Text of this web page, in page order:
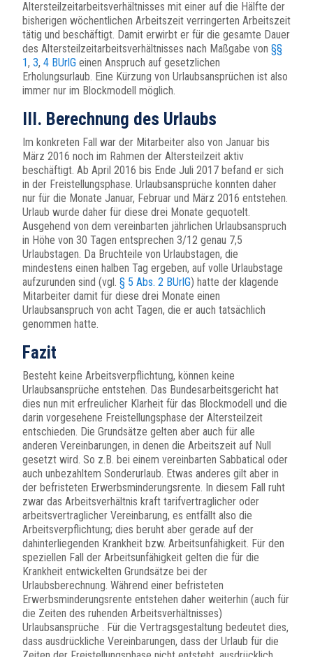
Altersteilzeitarbeitsverhältnisses mit einer auf die Hälfte der
bisherigen wöchentlichen Arbeitszeit verringerten Arbeitszeit
tätig und beschäftigt. Damit erwirbt er für die gesamte Dauer
des Altersteilzeitarbeitsverhältnisses nach Maßgabe von §§
1, 3, 4 BUrlG einen Anspruch auf gesetzlichen
Erholungsurlaub. Eine Kürzung von Urlaubsansprüchen ist also
immer nur im Blockmodell möglich.
III. Berechnung des Urlaubs
Im konkreten Fall war der Mitarbeiter also von Januar bis
März 2016 noch im Rahmen der Altersteilzeit aktiv
beschäftigt. Ab April 2016 bis Ende Juli 2017 befand er sich
in der Freistellungsphase. Urlaubsansprüche konnten daher
nur für die Monate Januar, Februar und März 2016 entstehen.
Urlaub wurde daher für diese drei Monate gequotelt.
Ausgehend von dem vereinbarten jährlichen Urlaubsanspruch
in Höhe von 30 Tagen entsprechen 3/12 genau 7,5
Urlaubstagen. Da Bruchteile von Urlaubstagen, die
mindestens einen halben Tag ergeben, auf volle Urlaubstage
aufzurunden sind (vgl. § 5 Abs. 2 BUrlG) hatte der klagende
Mitarbeiter damit für diese drei Monate einen
Urlaubsanspruch von acht Tagen, die er auch tatsächlich
genommen hatte.
Fazit
Besteht keine Arbeitsverpflichtung, können keine
Urlaubsansprüche entstehen. Das Bundesarbeitsgericht hat
dies nun mit erfreulicher Klarheit für das Blockmodell und die
darin vorgesehene Freistellungsphase der Altersteilzeit
entschieden. Die Grundsätze gelten aber auch für alle
anderen Vereinbarungen, in denen die Arbeitszeit auf Null
gesetzt wird. So z.B. bei einem vereinbarten Sabbatical oder
auch unbezahltem Sonderurlaub. Etwas anderes gilt aber in
der befristeten Erwerbsminderungsrente. In diesem Fall ruht
zwar das Arbeitsverhältnis kraft tarifvertraglicher oder
arbeitsvertraglicher Vereinbarung, es entfällt also die
Arbeitsverpflichtung; dies beruht aber gerade auf der
dahinterliegenden Krankheit bzw. Arbeitsunfähigkeit. Für den
speziellen Fall der Arbeitsunfähigkeit gelten die für die
Krankheit entwickelten Grundsätze bei der
Urlaubsberechnung. Während einer befristeten
Erwerbsminderungsrente entstehen daher weiterhin (auch für
die Zeiten des ruhenden Arbeitsverhältnisses)
Urlaubsansprüche . Für die Vertragsgestaltung bedeutet dies,
dass ausdrückliche Vereinbarungen, dass der Urlaub für die